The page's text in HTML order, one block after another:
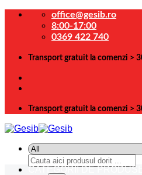
Skip
office@gesib.ro
8:00-17:00
0369 422 740
Transport gratuit la comenzi >
Transport gratuit la comenzi >
Caută
după:
CATEGORII DE PRODUSE